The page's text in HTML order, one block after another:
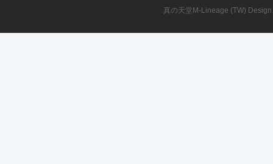
真の天堂M-Lineage (TW)